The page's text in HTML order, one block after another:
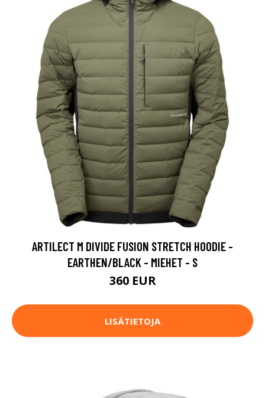
ARTILECT M DIVIDE FUSION STRETCH HOODIE -
EARTHEN/BLACK - MIEHET - S
360 EUR
LISÄTIETOJA